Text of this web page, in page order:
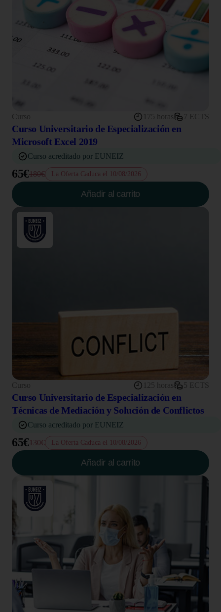
Curso 175 horas 7 ECTS
Curso Universitario de Especialización en
Microsoft Excel 2019
Curso acreditado por EUNEIZ
65€180€ La Oferta Caduca el 10/08/2026
Añadir al carrito
Curso 125 horas 5 ECTS
Curso Universitario de Especialización en
Técnicas de Mediación y Solución de Conflictos
Curso acreditado por EUNEIZ
65€130€ La Oferta Caduca el 10/08/2026
Añadir al carrito